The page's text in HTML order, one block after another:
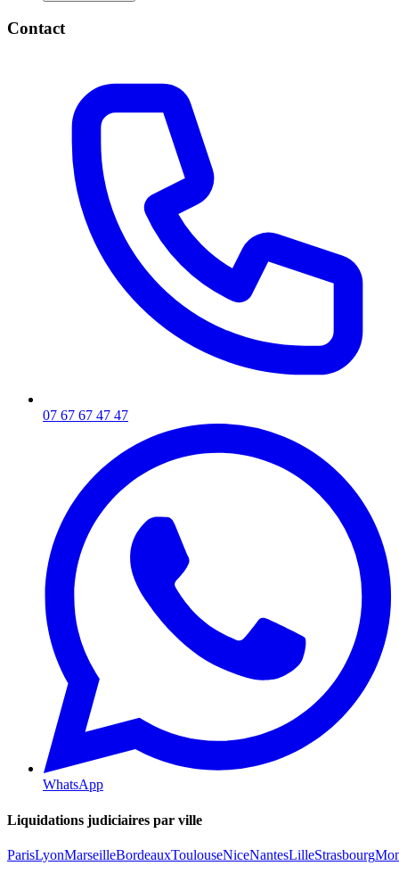
Contact
07 67 67 47 47
WhatsApp
Liquidations judiciaires par ville
ParisLyonMarseilleBordeauxToulouseNiceNantesLilleStrasbourg